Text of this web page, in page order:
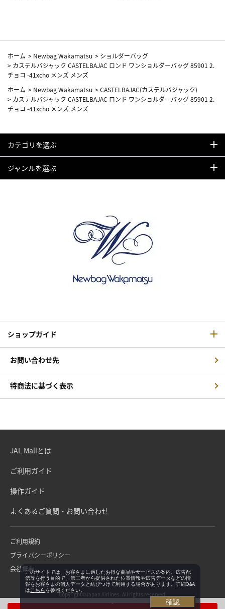
ホーム > Newbag Wakamatsu > ショルダーバッグ
> カステルバジャック CASTELBAJAC ロンド ワンショルダーバッグ 85901 2.
チョコ -41xcho メンズ メンズ
ホーム > Newbag Wakamatsu >CASTELBAJAC(カステルバジャック)
> カステルバジャック CASTELBAJAC ロンド ワンショルダーバッグ 85901 2.
チョコ -41xcho メンズ メンズ
カテゴリを選ぶ
ジャンルを選ぶ
ショップガイド
お問い合わせ先
特商法に基づく表示
JAL Mallとは
ご利用ガイド
操作ガイド
よくあるご質問・お問い合わせ
ご利用規約
プライバシーポリシー
会社概要
Copyright©Japan Airlines. All rights reserved.
このサイトでは、お客さまに適したお得な商品やサービスの案内、広告配
信等を行う目的で、第三者から提供された位置情報や広告データなどの情
報をお客さまの個人データと結びつけて利用する場合があります。詳細Q&A
は こちらを参照ください。
確認